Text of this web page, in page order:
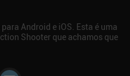
Android e iOS. Esta é uma
Shooter que achamos que